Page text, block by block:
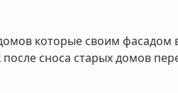
которые своим фасадом
сноса старых домов